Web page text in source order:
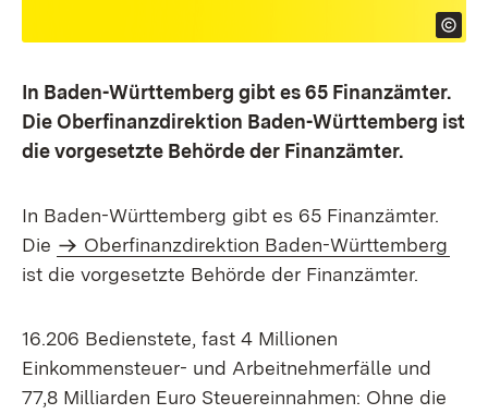
In Baden-Württemberg gibt es 65 Finanzämter.
Die Oberfinanzdirektion Baden-Württemberg ist
die vorgesetzte Behörde der Finanzämter.
In Baden-Württemberg gibt es 65 Finanzämter.
Die
Extern:
Oberfinanzdirektion Baden-Württemberg
ist die vorgesetzte Behörde der Finanzämter.
16.206 Bedienstete, fast 4 Millionen
Einkommensteuer- und Arbeitnehmerfälle und
77,8 Milliarden Euro Steuereinnahmen: Ohne die